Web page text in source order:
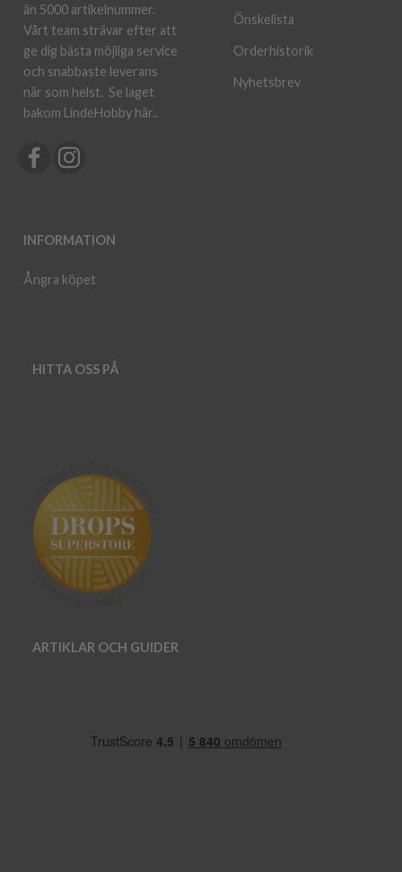
än 5000 artikelnummer.
Vårt team strävar efter att
ge dig bästa möjliga service
och snabbaste leverans
när som helst. Se laget
bakom LindeHobby här..
INFORMATION
Ångra köpet
Önskelista
Orderhistorik
Nyhetsbrev
HITTA OSS PÅ
ARTIKLAR OCH GUIDER